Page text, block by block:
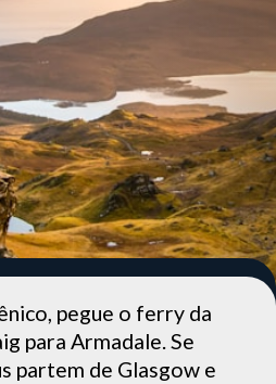
pegue o ferry da
para Armadale. Se
partem de Glasgow e